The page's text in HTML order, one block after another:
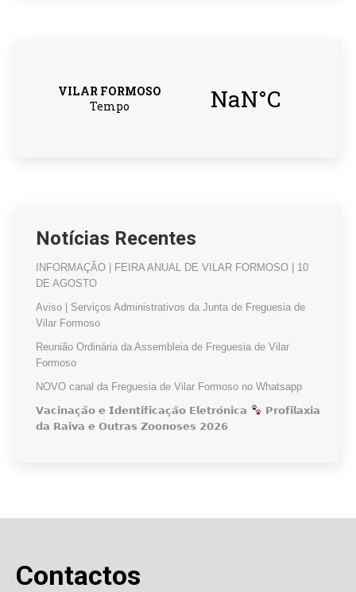
Notícias Recentes
INFORMAÇÃO | FEIRA ANUAL DE VILAR FORMOSO | 10
DE AGOSTO
Aviso | Serviços Administrativos da Junta de Freguesia de
Vilar Formoso
Reunião Ordinária da Assembleia de Freguesia de Vilar
Formoso
NOVO canal da Freguesia de Vilar Formoso no Whatsapp
𝗩𝗮𝗰𝗶𝗻𝗮𝗰̧𝗮̃𝗼 𝗲 𝗜𝗱𝗲𝗻𝘁𝗶𝗳𝗶𝗰𝗮𝗰̧𝗮̃𝗼 𝗘𝗹𝗲𝘁𝗿𝗼́𝗻𝗶𝗰𝗮
𝗣𝗿𝗼𝗳𝗶𝗹𝗮𝘅𝗶𝗮
𝗱𝗮 𝗥𝗮𝗶𝘃𝗮 𝗲 𝗢𝘂𝘁𝗿𝗮𝘀 𝗭𝗼𝗼𝗻𝗼𝘀𝗲𝘀 𝟮𝟬𝟮𝟲
Contactos